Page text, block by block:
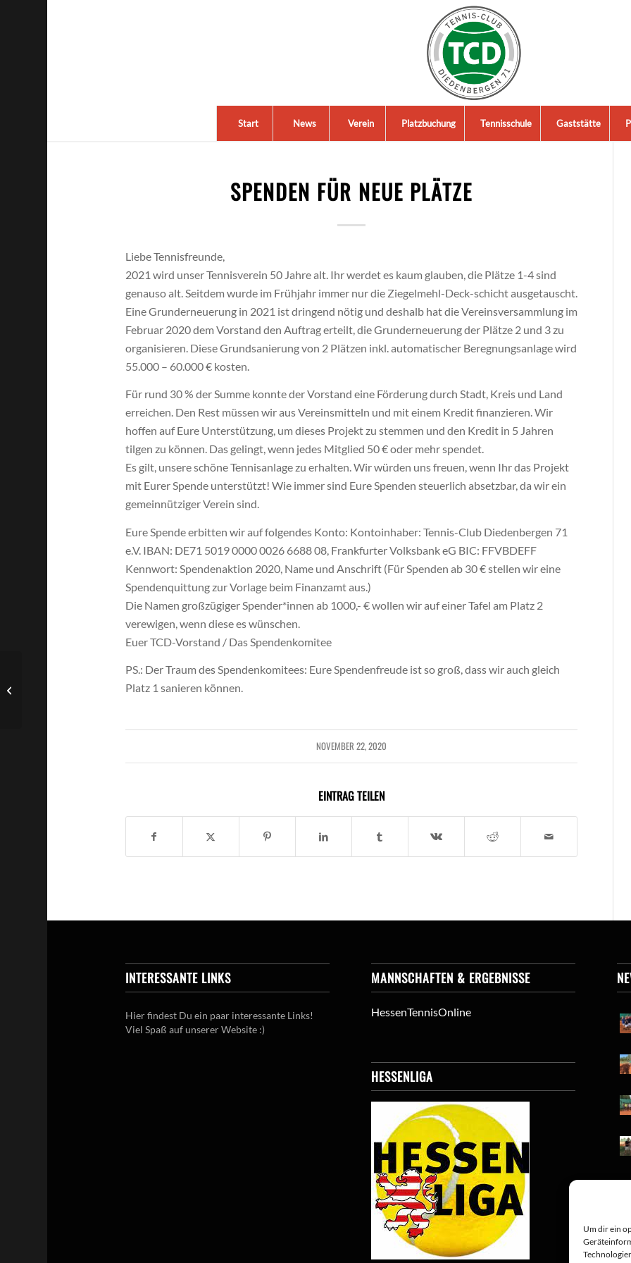
Um dir ein
Start News Verein Platzbuchung Tennisschule Gaststätte
SPENDEN FÜR NEUE PLÄTZE
Liebe Tennisfreunde,
2021 wird unser Tennisverein 50 Jahre alt. Ihr werdet es kaum glauben, die Plätze 1-4 sind
genauso alt. Seitdem wurde im Frühjahr immer nur die Ziegelmehl-Deck-schicht ausgetauscht.
Eine Grunderneuerung in 2021 ist dringend nötig und deshalb hat die Vereinsversammlung im
Februar 2020 dem Vorstand den Auftrag erteilt, die Grunderneuerung der Plätze 2 und 3 zu
organisieren. Diese Grundsanierung von 2 Plätzen inkl. automatischer Beregnungsanlage wird
55.000 – 60.000 € kosten.
Für rund 30 % der Summe konnte der Vorstand eine Förderung durch Stadt, Kreis und Land
erreichen. Den Rest müssen wir aus Vereinsmitteln und mit einem Kredit finanzieren. Wir
hoffen auf Eure Unterstützung, um dieses Projekt zu stemmen und den Kredit in 5 Jahren
tilgen zu können. Das gelingt, wenn jedes Mitglied 50 € oder mehr spendet.
Es gilt, unsere schöne Tennisanlage zu erhalten. Wir würden uns freuen, wenn Ihr das Projekt
mit Eurer Spende unterstützt! Wie immer sind Eure Spenden steuerlich absetzbar, da wir ein
gemeinnütziger Verein sind.
Eure Spende erbitten wir auf folgendes Konto: Kontoinhaber: Tennis-Club Diedenbergen 71
e.V. IBAN: DE71 5019 0000 0026 6688 08, Frankfurter Volksbank eG BIC: FFVBDEFF
Kennwort: Spendenaktion 2020, Name und Anschrift (Für Spenden ab 30 € stellen wir eine
Spendenquittung zur Vorlage beim Finanzamt aus.)
Die Namen großzügiger Spender*innen ab 1000,- € wollen wir auf einer Tafel am Platz 2
verewigen, wenn diese es wünschen.
Euer TCD-Vorstand / Das Spendenkomitee
PS.: Der Traum des Spendenkomitees: Eure Spendenfreude ist so groß, dass wir auch gleich
Platz 1 sanieren können.
NOVEMBER 22, 2020
EINTRAG TEILEN
INTERESSANTE LINKS
Hier findest Du ein paar interessante Links!
Viel Spaß auf unserer Website :)
MANNSCHAFTEN & ERGEBNISSE
HessenTennisOnline
HESSENLIGA